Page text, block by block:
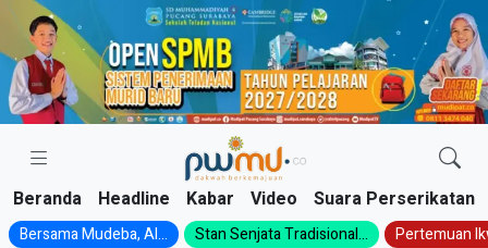
Skip
content
Beranda Headline Kabar Video Suara Perserikatan
Bersama Mudeba, Al... Stan Senjata Tradisional... Pertemuan